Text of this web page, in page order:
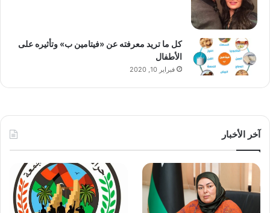
كل ما تريد معرفته عن «فيتامين ب» وتأثيره على
الأطفال
فبراير 10, 2020
آخر الأخبار